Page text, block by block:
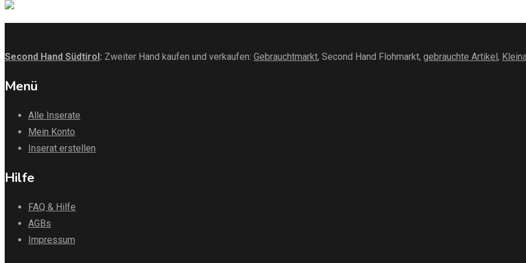
Second Hand Südtirol : Zweiter Hand kaufen und verkaufen: Gebrauchtmarkt, Second Hand Flohmarkt, gebrauchte Artikel ,
Menü
Alle Inserate
Mein Konto
Inserat erstellen
Hilfe
FAQ & Hilfe
AGBs
Impressum